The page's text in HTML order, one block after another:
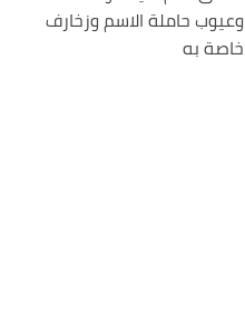
وعيوب حاملة الاسم وزخارف
خاصة به